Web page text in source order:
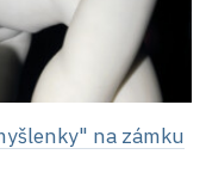
na zámku